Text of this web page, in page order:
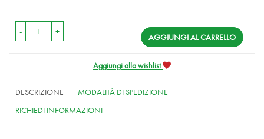
- +
AGGIUNGI AL CARRELLO
Aggiungi alla wishlist
DESCRIZIONE
MODALITÀ DI SPEDIZIONE
RICHIEDI INFORMAZIONI